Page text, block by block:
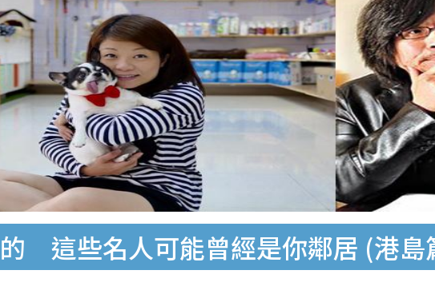
這些名人可能曾經是你鄰居 (港島